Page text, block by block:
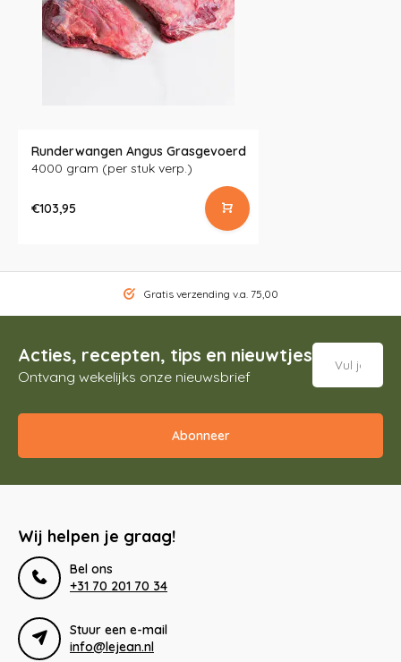
Runderwangen Angus Grasgevoerd
4000 gram (per stuk verp.)
€103,95
Gratis verzending v.a. 75,00
Acties, recepten, tips en nieuwtjes
Ontvang wekelijks onze nieuwsbrief
Abonneer
Wij helpen je graag!
Bel ons
+31 70 201 70 34
Stuur een e-mail
info@lejean.nl